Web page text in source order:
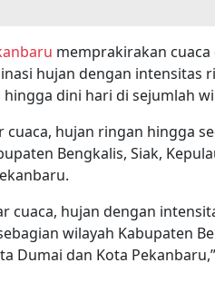
memprakirakan cuaca
hujan dengan intensitas
dini hari di sejumlah
cuaca, hujan ringan hingga
Bengkalis, Siak,
cuaca, hujan dengan
wilayah Kabupaten
Dumai dan Kota